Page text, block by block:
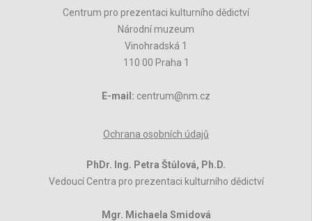
Centrum pro prezentaci kulturního dědictví
Národní muzeum
Vinohradská 1
110 00 Praha 1
E-mail: centrum@nm.cz
Ochrana osobních údajů
PhDr. Ing. Petra Štůlová, Ph.D.
Vedoucí Centra pro prezentaci kulturního dědictví
Mgr. Michaela Smidová